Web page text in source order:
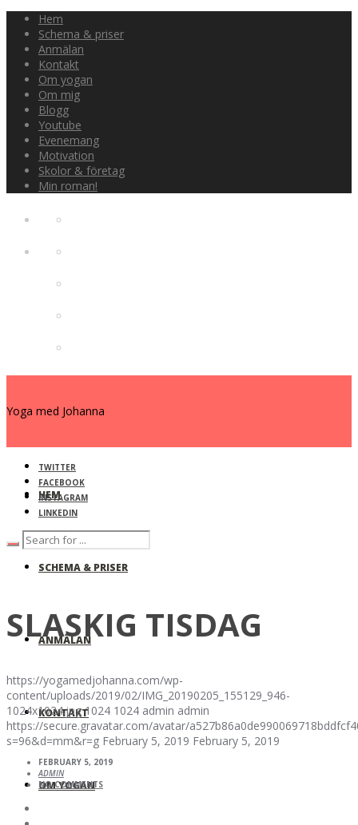
Hem
Schema & priser
Anmälan
Kontakt
Om yogan
Om mig
Blogg
Youtube
Evenemang
Motivation
Skolor & företag
Min roman!
Yoga med Johanna
HEM
SCHEMA & PRISER
ANMÄLAN
KONTAKT
OM YOGAN
TWITTER
FACEBOOK
INSTAGRAM
LINKEDIN
SLASKIG TISDAG
https://yogamedjohanna.com/wp-
content/uploads/2019/02/IMG_20190205_155129_946-
1024x1024.jpg 1024 1024 admin admin
https://secure.gravatar.com/avatar/
s=96&d=mm&r=g February 5, 2019 February 5, 2019
FEBRUARY 5, 2019
ADMIN
NO COMMENTS